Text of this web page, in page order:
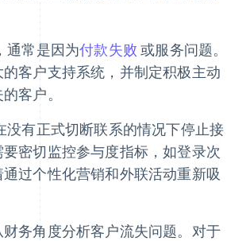
通常是因为付款失败 或服务问题。
的客户支持系统，并制定积极主动
客户。
有正式切断联系的情况下停止接
密切监控参与度指标，如登录次
过个性化营销和外联活动重新吸
务角度分析客户流失问题。对于